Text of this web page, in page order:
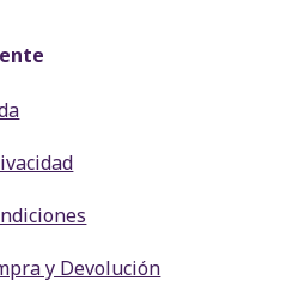
y Devolución